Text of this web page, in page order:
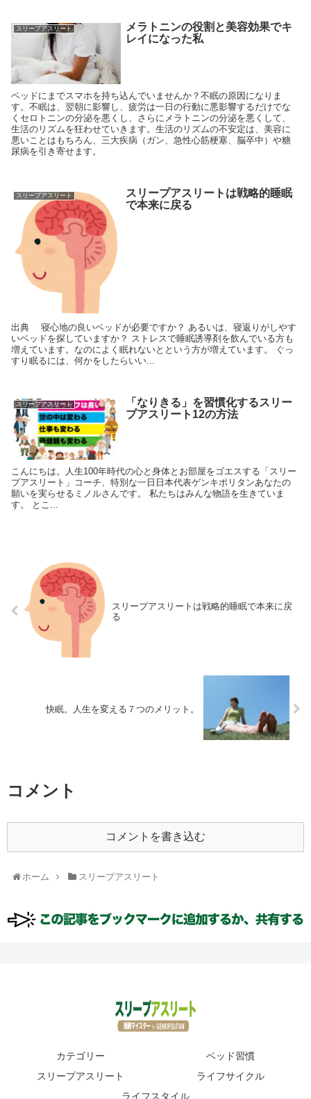
スリープアスリート
メラトニンの役割と美容効果でキ
レイになった私
ベッドにまでスマホを持ち込んでいませんか？不眠の原因になりま
す。不眠は、翌朝に影響し、疲労は一日の行動に悪影響するだけでな
くセロトニンの分泌を悪くし、さらにメラトニンの分泌を悪くして、
生活のリズムを狂わせていきます。生活のリズムの不安定は、美容に
悪いことはもちろん、三大疾病（ガン、急性心筋梗塞、脳卒中）や糖
尿病を引き寄せます。
スリープアスリート
スリープアスリートは戦略的睡眠
で本来に戻る
出典 寝心地の良いベッドが必要ですか？ あるいは、寝返りがしやす
いベッドを探していますか？ ストレスで睡眠誘導剤を飲んでいる方も
増えています。なのによく眠れないとという方が増えています。 ぐっ
すり眠るには、何かをしたらいい...
スリープアスリート
「なりきる」を習慣化するスリー
プアスリート12の方法
こんにちは。人生100年時代の心と身体とお部屋をゴエスする「スリー
プアスリート」コーチ、特別な一日日本代表ゲンキポリタンあなたの
願いを実らせるミノルさんです。 私たちはみんな物語を生きていま
す。 とこ...
スリープアスリートは戦略的睡眠で本来に戻
る
快眠。人生を変える７つのメリット。
コメント
コメントを書き込む
ホーム スリープアスリート
カテゴリー
ベッド習慣
スリープアスリート
ライフサイクル
ライフスタイル